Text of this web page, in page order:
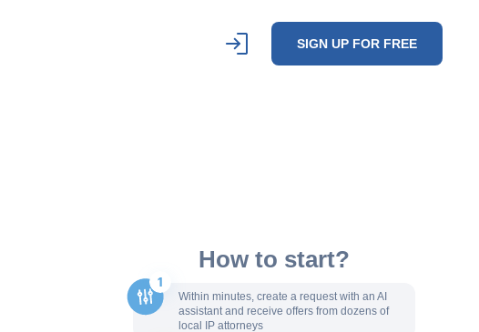
SIGN UP FOR FREE
How to start?
Within minutes, create a request with an AI
assistant and receive offers from dozens of
local IP attorneys